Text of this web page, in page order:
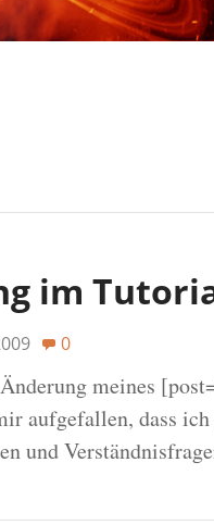
im
0
meines
aufgefallen, dass
und